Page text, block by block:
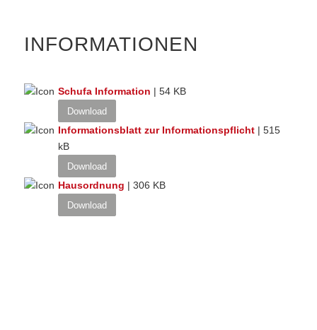
INFORMATIONEN
Schufa Information | 54 KB
Download
Informationsblatt zur Informationspflicht| 515
kB
Download
Hausordnung | 306 KB
Download